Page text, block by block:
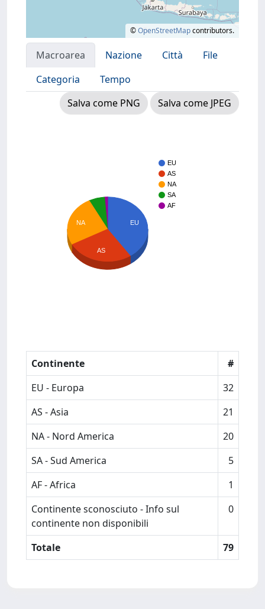
©OpenStreetMapcontributors.
Macroarea Nazione Città
File
Categoria
Tempo
Salva come PNG
Salva come JPEG
EU
AS
NA
SA
AF
EU
NA
AS
Continente
#
EU - Europa
32
AS - Asia
21
NA - Nord America
20
SA - Sud America
5
AF - Africa
1
Continente sconosciuto - Info sul
continente non disponibili
0
Totale 79